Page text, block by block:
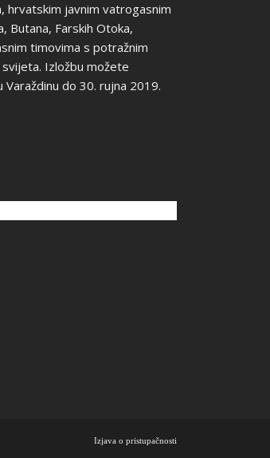
hrvatskim javnim vatrogasnim
Butana, Farskih Otoka,
timovima s potražnim
Izložbu možete
do 30. rujna 2019.
Izjava o pristupačnosti